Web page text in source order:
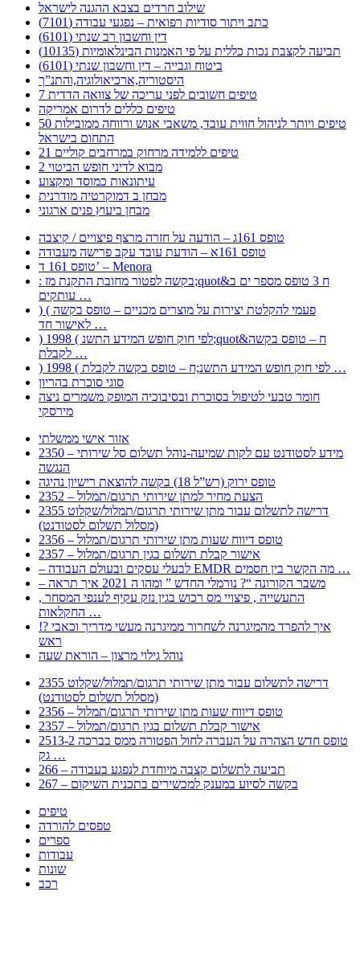
שילוב חרדים בצבא ההגנה לישראל
כתב ויתור סודיות רפואית – נפגעי עבודה (7101)
דין וחשבון רב שנתי (6101)
תביעה לקצבת נכות כללית על פי האמנות הבינלאומיות (10135)
ביטוח וגבייה – דין וחשבון שנתי (6101)
היסטוריה,ארכיאולוגיה,והתנ”ך
7 טיפים חשובים לפני עריכה של צוואה הדדית
טיפים כללים לדרום אמריקה
50 טיפים ויותר לניהול חווית עובד, משאבי אנוש ורווחה ממובילות
התחום בישראל
21 טיפים ללמידה מרחוק במרחבים קוליים
מבוא לדיני חופש הביטוי 2
עיתונאות כמוסד ומקצוע
מבחן ב דמוקרטיה מודרנית
מבחן ביעוץ פנים ארגוני
טופס 161ג – הודעה על חזרה מרצף פיצויים / קיצבה
טופס 161א – הודעת עובד עקב פרישה מעבודה
טופס 161 ד’ – Menora
: בקשה לפטור מחובת התקנת מז;quot&ח 3 טופס מספר ים ב
עותקים …
) ( פעמי להקלטת יצירות על מוצרים מכניים – טופס בקשה
לאישור חד …
) 1998 ( לפי חוק חופש המידע התשנ;quot&ח – טופס בקשה
לקבלת …
) 1998 ( לפי חוק חופש המידע התשנ;ח – טופס בקשה לקבלת …
סוגי סוכרת בהריון
חומר טבעי לטיפול בסוכרת ובסיבוכיה המופק משמרים ניצה
מירסקי
אזור אישי ממשלתי
2350 – מידע לסטודנט עם לקות שמיעה-נוהל תשלום סל שירותי
הנגשה
טופס ירוק (רש”ל 18) בקשה להוצאת רישיון נהיגה
2352 – הצעת מחיר למתן שירותי תרגום/תמלול
2355 דרישה לתשלום עבור מתן שירותי תרגום/תמלול/שקלוט
(מסלול תשלום לסטודנט)
2356 – טופס דיווח שעות מתן שירותי תרגום/תמלול
2357 – אישור קבלת תשלום בגין תרגום/תמלול
– לבעלי עסקים ובעולם העבודה EMDR מה הקשר בין חסמים …
– משבר הקורונה “? נורמלי החדש ” ומהו ה 2021 איך תראה
, התעשייה , פיצויי מס רכוש בגין נזק עקיף לענפי המסחר
החקלאות …
!? איך להפרד מהמיגרנה לשחרור ממיגרנה מעשי מדריך וכאבי
ראש
נוהל גילוי מרצון – הוראת שעה
2355 דרישה לתשלום עבור מתן שירותי תרגום/תמלול/שקלוט
(מסלול תשלום לסטודנט)
2356 – טופס דיווח שעות מתן שירותי תרגום/תמלול
2357 – אישור קבלת תשלום בגין תרגום/תמלול
2513-2 טופס חדש הצהרה על העברה לחול הפטורה ממס בברכה
גק …
266 – תביעה לתשלום קצבה מיוחדת לנפגע בעבודה
267 – בקשה לסיוע במענק למכשירים בתכנית השיקום
טיפים
טפסים להורדה
ספרים
עבודות
שונות
רכב